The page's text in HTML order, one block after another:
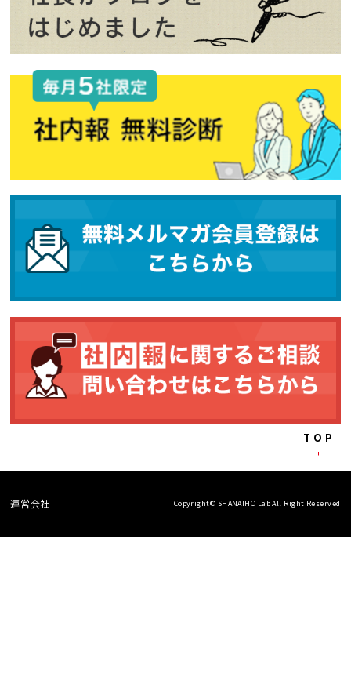
運営会社 Copyright© SHANAIHO Lab All Right Reserved
TOP